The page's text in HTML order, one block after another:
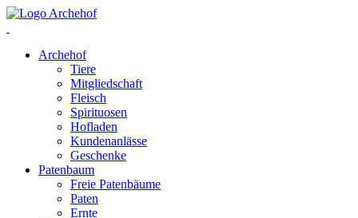
Archehof
Tiere
Mitgliedschaft
Fleisch
Spirituosen
Hofladen
Kundenanlässe
Geschenke
Patenbaum
Freie Patenbäume
Paten
Ernte